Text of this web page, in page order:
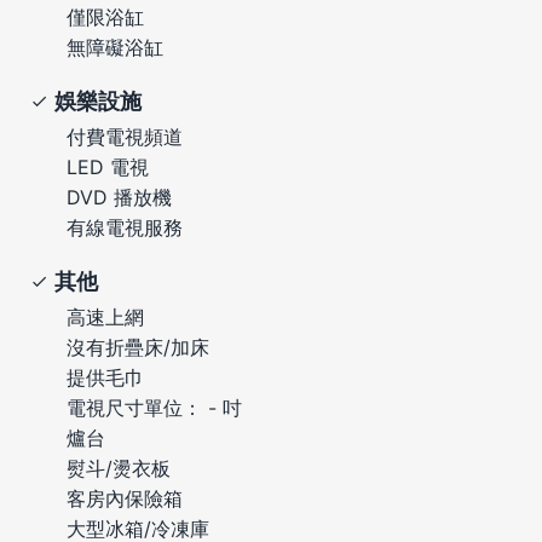
僅限浴缸
無障礙浴缸
娛樂設施
付費電視頻道
LED 電視
DVD 播放機
有線電視服務
其他
高速上網
沒有折疊床/加床
提供毛巾
電視尺寸單位： - 吋
爐台
熨斗/燙衣板
客房內保險箱
大型冰箱/冷凍庫